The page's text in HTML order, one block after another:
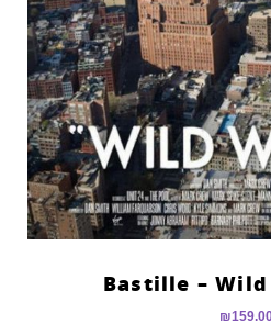
Bastille – Wild
₪